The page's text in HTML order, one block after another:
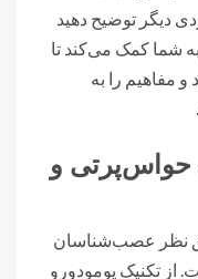
دیگر توضیح دهید
شما کمک می‌کند تا
مفاهیم را به
حواس‌پرتی و
نظر عصب‌شناسان
از تکنیک پومودورو